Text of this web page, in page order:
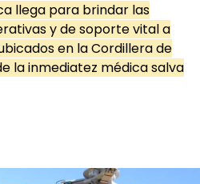
llega para brindar las
y de soporte vital a
en la Cordillera de
la inmediatez médica salva